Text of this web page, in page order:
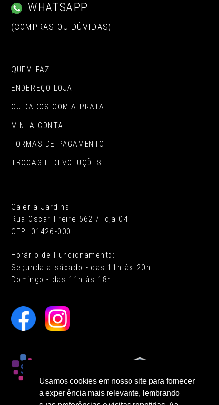
WHATSAPP
(COMPRAS OU DÚVIDAS)
QUEM FAZ
ENDEREÇO LOJA
CUIDADOS COM A PRATA
MINHA CONTA
FORMAS DE PAGAMENTO
TROCAS E DEVOLUÇÕES
Galeria Jardins
Rua Oscar Freire 562 / loja 04
CEP: 01426-000
Horário de Funcionamento:
Segunda a sábado - das 11h às 20h
Domingo - das 11h às 18h
Usamos cookies em nosso site para fornecer
a experiência mais relevante, lembrando